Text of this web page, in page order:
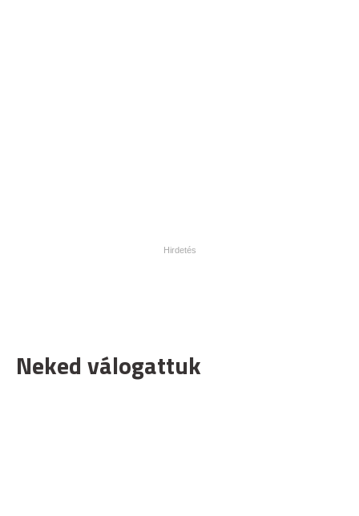
Neked válogattuk